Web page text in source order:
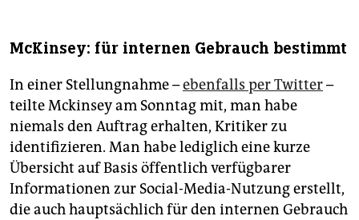
McKinsey: für internen Gebrauch bestimmt
In einer Stellungnahme –ebenfalls per Twitter–
teilte Mckinsey am Sonntag mit, man habe
niemals den Auftrag erhalten, Kritiker zu
identifizieren. Man habe lediglich eine kurze
Übersicht auf Basis öffentlich verfügbarer
Informationen zur Social-Media-Nutzung erstellt,
die auch hauptsächlich für den internen Gebrauch